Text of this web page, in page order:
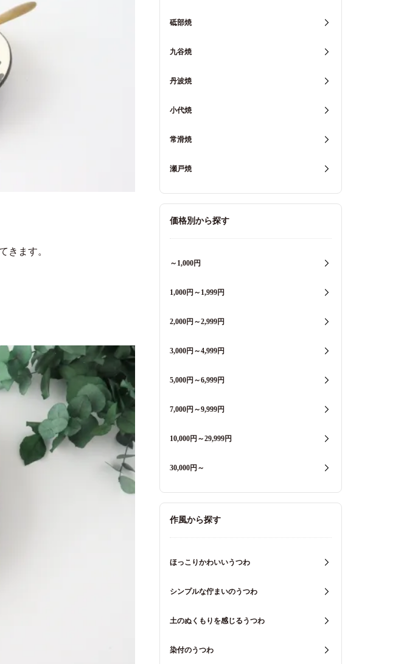
きます。
砥部焼
九谷焼
丹波焼
小代焼
常滑焼
瀬戸焼
価格別から探す
～1,000円
1,000円～1,999円
2,000円～2,999円
3,000円～4,999円
5,000円～6,999円
7,000円～9,999円
10,000円～29,999円
30,000円～
作風から探す
ほっこりかわいいうつわ
シンプルな佇まいのうつわ
土のぬくもりを感じるうつわ
染付のうつわ